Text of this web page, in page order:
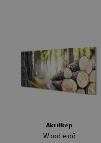
Akrilkép
Wood erdő